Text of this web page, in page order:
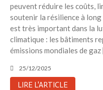
peuvent réduire les coûts,
soutenir la résilience à long
est très important dans la
climatique : les bâtiments
émissions mondiales de
25/12/2025
LIRE L'ARTICLE